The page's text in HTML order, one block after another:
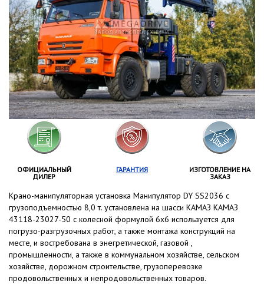
ОФИЦИАЛЬНЫЙ
ДИЛЕР
ГАРАНТИЯ
ИЗГОТОВЛЕНИЕ НА
ЗАКАЗ
Крано-манипуляторная установка Манипулятор DY SS2036 с
грузоподъемностью 8,0 т. установлена на шасси КАМАЗ КАМАЗ
43118-23027-50 с колесной формулой 6x6 используется для
погрузо-разгрузочных работ, а также монтажа конструкций на
месте, и востребована в энегретической, газовой ,
промышленности, а также в коммунальном хозяйстве, сельском
хозяйстве, дорожном строительстве, грузоперевозке
продовольственных и непродовольственных товаров.